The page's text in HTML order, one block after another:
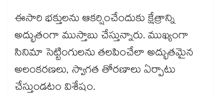
ఈసారి భక్తులను ఆకర్షించేందుకు క్షేత్రాన్ని
అద్భుతంగా ముస్తాబు చేస్తున్నారు. ముఖ్యంగా
సినిమా సెట్టింగులను తలపించేలా అద్భుతమైన
అలంకరణలు, స్వాగత తోరణాలు ఏర్పాటు
చేస్తుండటం విశేషం.